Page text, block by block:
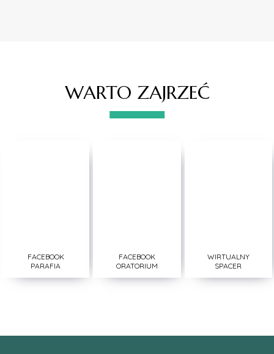
WARTO ZAJRZEĆ
FACEBOOK
PARAFIA
FACEBOOK
ORATORIUM
WIRTUALNY
SPACER